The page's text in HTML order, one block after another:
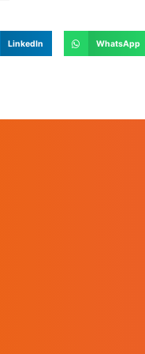
LinkedIn WhatsApp